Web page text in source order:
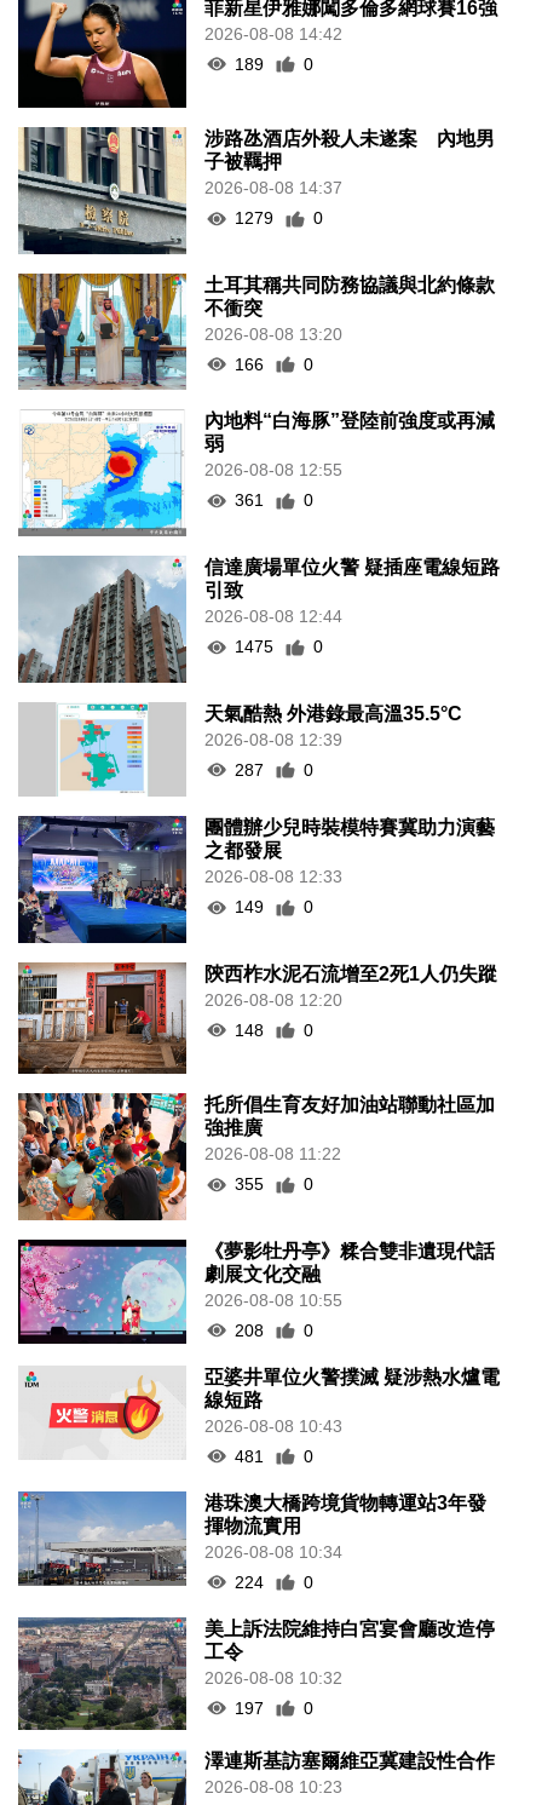
菲新星伊雅娜闖多倫多網球賽16強
2026-08-08 14:42
189
0
涉路氹酒店外殺人未遂案 內地男
子被羈押
2026-08-08 14:37
1279
0
土耳其稱共同防務協議與北約條款
不衝突
2026-08-08 13:20
166
0
內地料“白海豚”登陸前強度或再減
弱
2026-08-08 12:55
361
0
信達廣場單位火警 疑插座電線短路
引致
2026-08-08 12:44
1475
0
天氣酷熱 外港錄最高溫35.5°C
2026-08-08 12:39
287
0
團體辦少兒時裝模特賽冀助力演藝
之都發展
2026-08-08 12:33
149
0
陝西柞水泥石流增至2死1人仍失蹤
2026-08-08 12:20
148
0
托所倡生育友好加油站聯動社區加
強推廣
2026-08-08 11:22
355
0
《夢影牡丹亭》糅合雙非遺現代話
劇展文化交融
2026-08-08 10:55
208
0
亞婆井單位火警撲滅 疑涉熱水爐電
線短路
2026-08-08 10:43
481
0
港珠澳大橋跨境貨物轉運站3年發
揮物流實用
2026-08-08 10:34
224
0
美上訴法院維持白宮宴會廳改造停
工令
2026-08-08 10:32
197
0
澤連斯基訪塞爾維亞冀建設性合作
2026-08-08 10:23